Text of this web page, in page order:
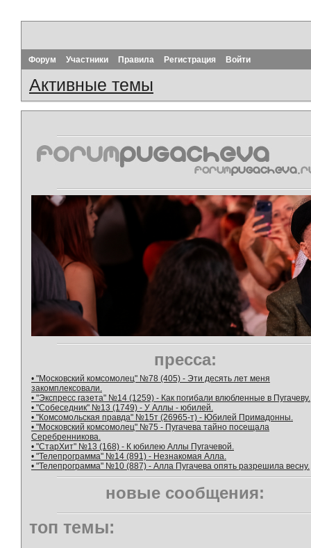
Форум Участники Правила Регистрация Войти
Активные темы
пресса:
• "Московский комсомолец" №78 (405) - Эти десять лет меня
закомплексовали.
• "Экспресс газета" №14 (1259) - Как погибали влюбленные в Пугачеву.
• "Собеседник" №13 (1749) - У Аллы - юбилей.
• "Комсомольская правда" №15т (26965-т) - Юбилей Примадонны.
• "Московский комсомолец" №75 - Пугачева тайно посещала
Серебренникова.
• "СтарХит" №13 (168) - К юбилею Аллы Пугачевой.
• "Телепрограмма" №14 (891) - Незнакомая Алла.
• "Телепрограмма" №10 (887) - Алла Пугачева опять разрешила весну.
новые сообщения:
топ темы: